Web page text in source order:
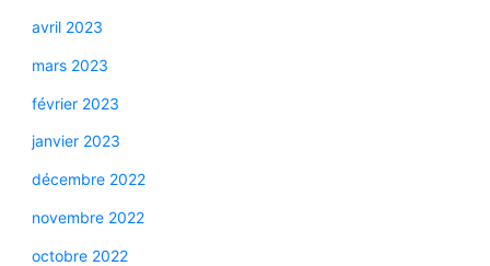
avril 2023
mars 2023
février 2023
janvier 2023
décembre 2022
novembre 2022
octobre 2022